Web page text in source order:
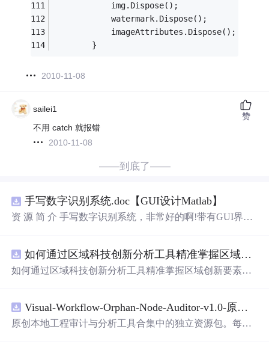
            img.Dispose();
            watermark.Dispose();
            imageAttributes.Dispose();
        }
2010-11-08
sailei1
不用 catch 就报错
2010-11-08
赞
——到底了——
手写数字识别系统.doc【GUI设计Matlab】
资 源 简 介 手写数字识别系统，非常好的啊!带有GUI界
带有直观的图形用户界面（GUI），非常容易使用。你只
需要将手写数字输入系统，它将立即给出准确的识别结
是一个非常方便和实用的工具，你一定会喜欢它的！
如何通过区域科技创新分析工具精准掌握区域创新要素分布与产业链融合现状？.docx
如何通过区域科技创新分析工具精准掌握区域创新要素分
Visual-Workflow-Orphan-Node-Auditor-v1.0-原创源码与文档.zip
原创本地工程审计与分析工具合集中的独立资源包。每个